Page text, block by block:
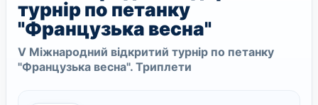
турнір по петанку
"Французька весна"
V Міжнародний відкритий турнір по петанку
"Французька весна". Триплети